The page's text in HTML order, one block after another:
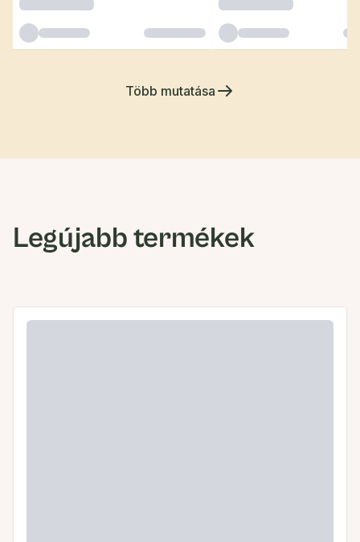
Több mutatása
Legújabb termékek